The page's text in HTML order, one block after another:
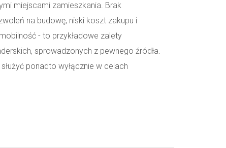
miejscami zamieszkania. Brak
na budowę, niski koszt zakupu i
- to przykładowe zalety
sprowadzonych z pewnego źródła.
ponadto wyłącznie w celach